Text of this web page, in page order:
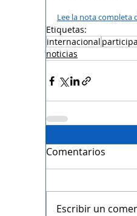
Lee la nota completa
Etiquetas:
internacional
noticias
Comentarios
Escribir un